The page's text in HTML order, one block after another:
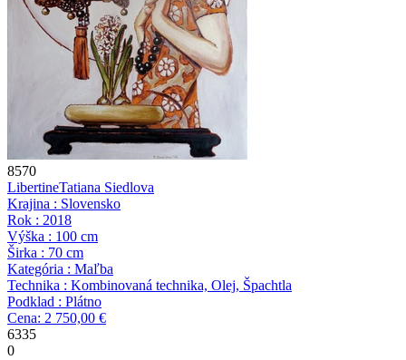
8570
LibertineTatiana Siedlova
Krajina : Slovensko
Rok : 2018
Výška : 100 cm
Širka : 70 cm
Kategória : Maľba
Technika : Kombinovaná technika, Olej, Špachtla
Podklad : Plátno
Cena: 2 750,00 €
6335
0